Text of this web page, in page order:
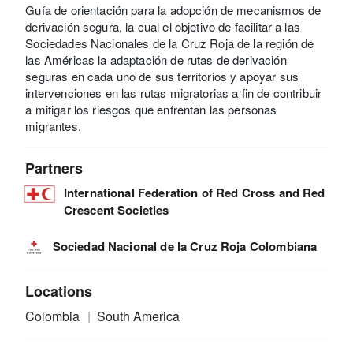
Guía de orientación para la adopción de mecanismos de
derivación segura, la cual el objetivo de facilitar a las
Sociedades Nacionales de la Cruz Roja de la región de
las Américas la adaptación de rutas de derivación
seguras en cada uno de sus territorios y apoyar sus
intervenciones en las rutas migratorias a fin de contribuir
a mitigar los riesgos que enfrentan las personas
migrantes.
Partners
International Federation of Red Cross and Red
Crescent Societies
Sociedad Nacional de la Cruz Roja Colombiana
Locations
Colombia South America